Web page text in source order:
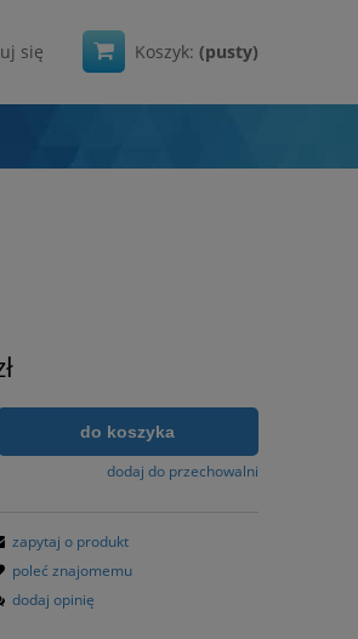
Koszyk: (pusty)
się
do koszyka
dodaj do przechowalni
zapytaj o produkt
poleć znajomemu
dodaj opinię